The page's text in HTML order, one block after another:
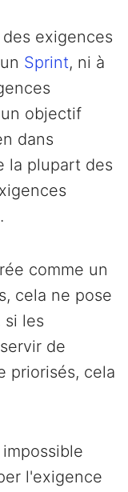
exigences
Sprint, ni à
objectif
dans
la plupart des
comme un
cela ne pose
si les
de
priorisés, cela
l'exigence